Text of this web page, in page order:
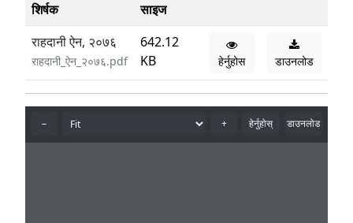
शिर्षक
साइज
राहदानी ऐन, २०७६
राहदानी_ऐन_२०७६.pdf
642.12
KB
हेर्नुहोस डाउनलोड